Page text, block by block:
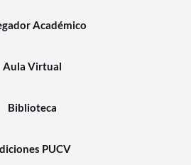
Académico
Aula Virtual
Biblioteca
PUCV